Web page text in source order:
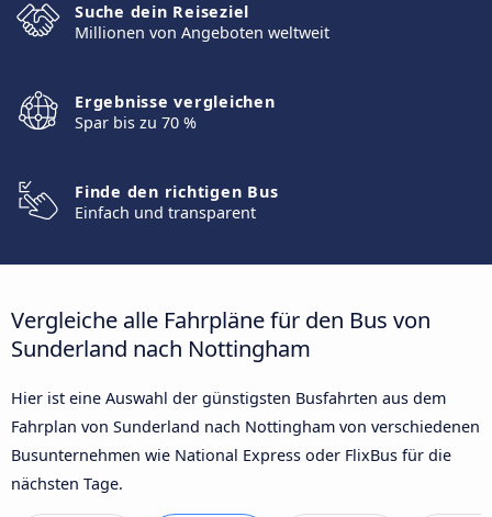
Suche dein Reiseziel
Millionen von Angeboten weltweit
Ergebnisse vergleichen
Spar bis zu 70 %
Finde den richtigen Bus
Einfach und transparent
Vergleiche alle Fahrpläne für den Bus von
Sunderland nach Nottingham
Hier ist eine Auswahl der günstigsten Busfahrten aus dem
Fahrplan von Sunderland nach Nottingham von verschiedenen
Busunternehmen wie National Express oder FlixBus für die
nächsten Tage.